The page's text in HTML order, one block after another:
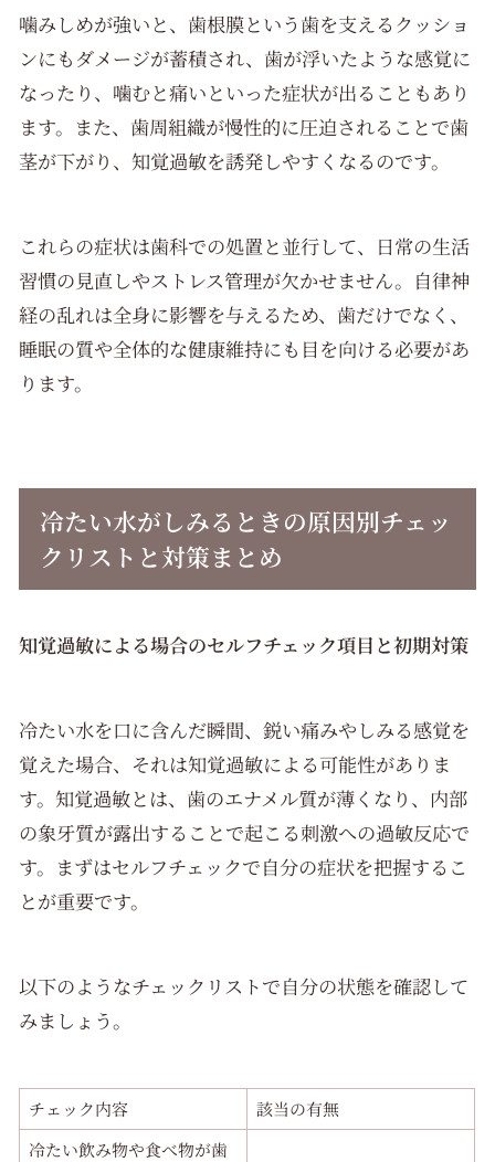
噛みしめが強いと、歯根膜という歯を支えるクッショ
ンにもダメージが蓄積され、歯が浮いたような感覚に
なったり、噛むと痛いといった症状が出ることもあり
ます。また、歯周組織が慢性的に圧迫されることで歯
茎が下がり、知覚過敏を誘発しやすくなるのです。
これらの症状は歯科での処置と並行して、日常の生活
習慣の見直しやストレス管理が欠かせません。自律神
経の乱れは全身に影響を与えるため、歯だけでなく、
睡眠の質や全体的な健康維持にも目を向ける必要があ
ります。
冷たい水がしみるときの原因別チェッ
クリストと対策まとめ
知覚過敏による場合のセルフチェック項目と初期対策
冷たい水を口に含んだ瞬間、鋭い痛みやしみる感覚を
覚えた場合、それは知覚過敏による可能性がありま
す。知覚過敏とは、歯のエナメル質が薄くなり、内部
の象牙質が露出することで起こる刺激への過敏反応で
す。まずはセルフチェックで自分の症状を把握するこ
とが重要です。
以下のようなチェックリストで自分の状態を確認して
みましょう。
チェック内容
該当の有無
冷たい飲み物や食べ物が歯